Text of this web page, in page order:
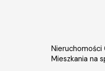
Nieruchomości
Mieszkania na